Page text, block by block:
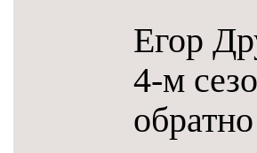
Егор
4-м
обратно